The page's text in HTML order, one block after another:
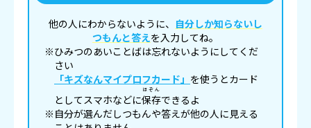
他の人にわからないように、 自分しか知らないし
つもんと答えを入力してね。
※ひみつのあいことばは忘れないようにしてくだ
さい
「キズなんマイプロフカード」 を使うとカード
としてスマホなどに保存
ほぞん
できるよ
※自分が選んだしつもんや答えが他の人に見える